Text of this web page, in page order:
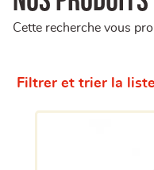
Cette recherche vous
Filtrer et trier la liste